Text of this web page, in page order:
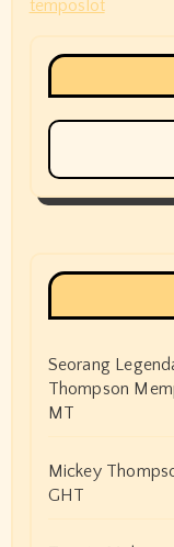
temposlot
Seorang
Thompson
MT
Mickey
GHT